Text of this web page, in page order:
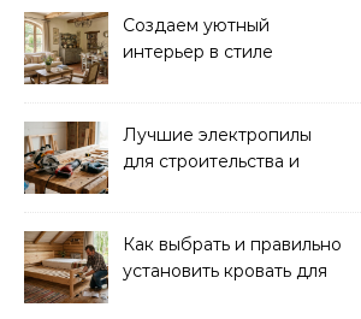
Создаем уютный
интерьер в стиле
Лучшие электропилы
для строительства и
Как выбрать и правильно
установить кровать для